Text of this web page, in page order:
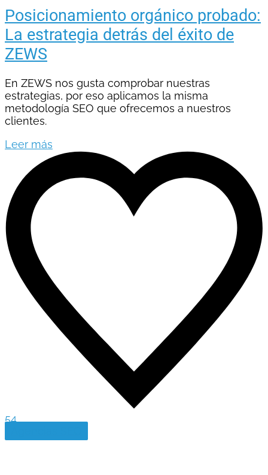
Posicionamiento orgánico probado:
La estrategia detrás del éxito de
ZEWS
En ZEWS nos gusta comprobar nuestras
estrategias, por eso aplicamos la misma
metodología SEO que ofrecemos a nuestros
clientes.
Leer más
54